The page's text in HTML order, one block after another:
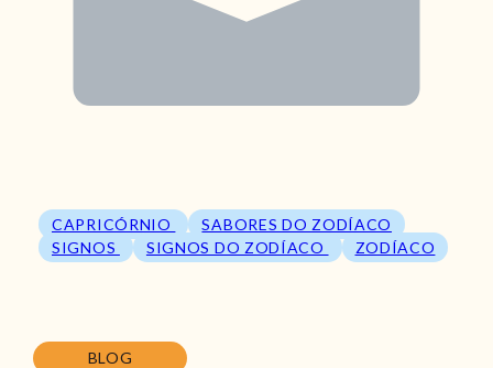
CAPRICÓRNIO
SABORES DO ZODÍACO
SIGNOS
SIGNOS DO ZODÍACO ZODÍACO
BLOG